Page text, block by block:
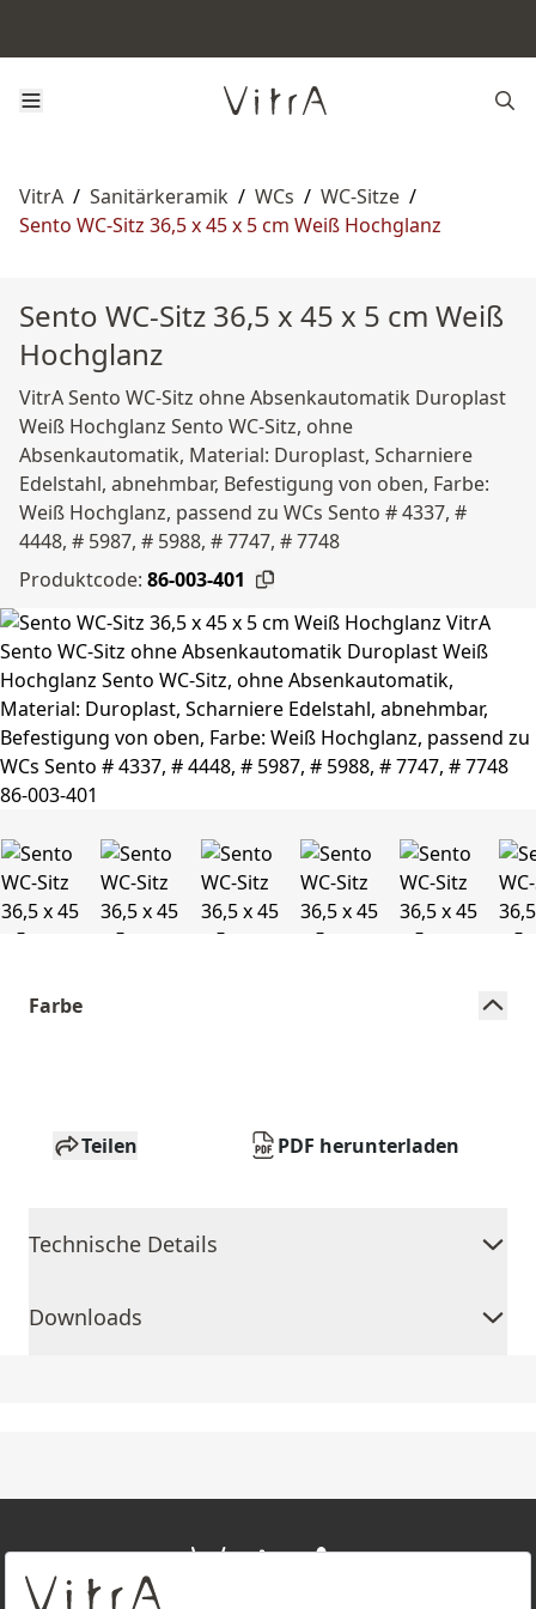
VitrA / Sanitärkeramik / WCs / WC-Sitze /
Sento WC-Sitz 36,5 x 45 x 5 cm Weiß Hochglanz
Sento WC-Sitz 36,5 x 45 x 5 cm Weiß
Hochglanz
VitrA Sento WC-Sitz ohne Absenkautomatik Duroplast
Weiß Hochglanz Sento WC-Sitz, ohne
Absenkautomatik, Material: Duroplast, Scharniere
Edelstahl, abnehmbar, Befestigung von oben, Farbe:
Weiß Hochglanz, passend zu WCs Sento # 4337, #
4448, # 5987, # 5988, # 7747, # 7748
Produktcode: 86-003-401
Farbe
Teilen PDF herunterladen
Technische Details
Downloads